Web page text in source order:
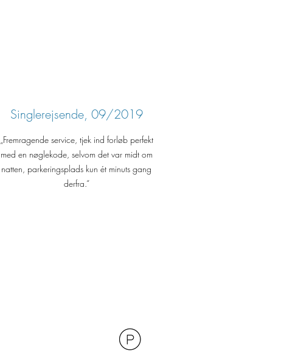
Singlerejsende, 09/2019
„Fremragende service, tjek ind forløb perfekt
med en nøglekode, selvom det var midt om
natten, parkeringsplads kun ét minuts gang
derfra.“